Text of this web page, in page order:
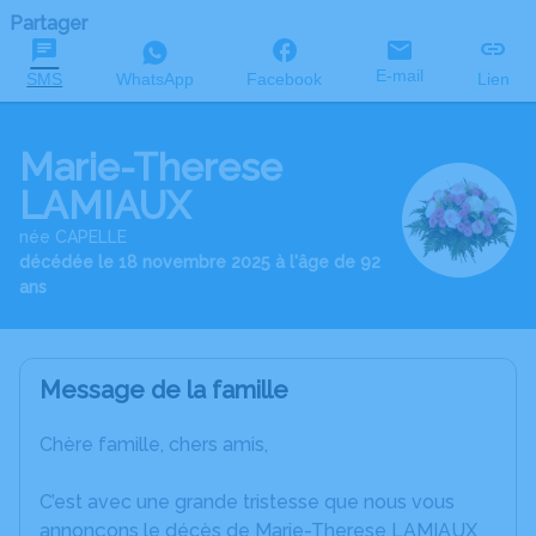
Partager
SMS WhatsApp Facebook E-mail Lien
Marie-Therese
LAMIAUX
née CAPELLE
décédée le 18 novembre 2025 à l'âge de 92
ans
Message de la famille
Chère famille, chers amis,
C’est avec une grande tristesse que nous vous
annonçons le décès de Marie-Therese LAMIAUX